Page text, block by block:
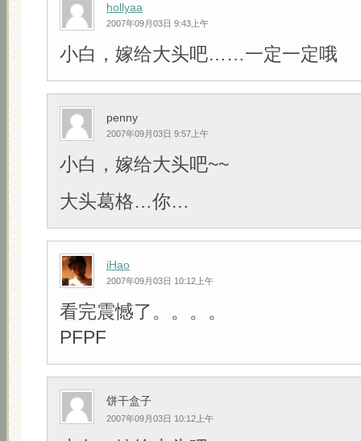
hollyaa
2007年09月03日 9:43上午
小白，嫁给大头吧……一定一定哦
penny
2007年09月03日 9:57上午
小白，嫁给大头吧~~
大头葛格…你…
iHao
2007年09月03日 10:12上午
看完震憾了。。。。
PFPF
饼干盒子
2007年09月03日 10:12上午